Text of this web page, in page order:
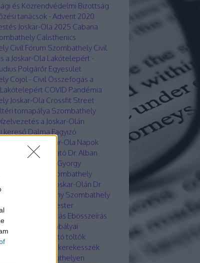
és Közrendvédelmi Bizottság
tanácsok - Advent 2020
Joskar-Ola 2025 Cabana
Calisthenics
Civil Fórum Szombathely Civil
a Joskar-Ola Lakótelepért -
Polgárőr Egyesület
Cöjol - Civil Összefogás a
COVID Pandémia
Joskar-Ola Crossfit Street
tornapálya Szombathely
a Joskar-Olán
kereső Dalma Fagyizó
Dr. Alban Joskar-Ola Napok
Sajtótájékoztató Dr. Alban
Dr. Ipkovich György
képviselő Szombathely
előadás a Joskar-Olán Dr
Rendőrkapitány Szombathely
András Polgármester
E.on tájékoztatás Ebösszeírás
Ebtartás szabályai
Elektromos autó töltők
Elektromos kerekesszék
Szombathelyen